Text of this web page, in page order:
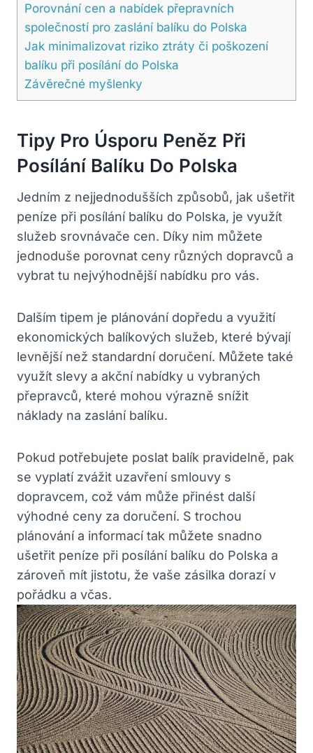
Porovnání cen a nabídek přepravních
společností pro zaslání balíku do Polska
Jak minimalizovat riziko ztráty či poškození
balíku při posílání do Polska
Závěrečné myšlenky
Tipy Pro Úsporu Peněz Při
Posílání Balíku Do Polska
Jedním z nejjednodušších způsobů, jak ušetřit
peníze při posílání balíku do Polska, je využít
služeb srovnávače cen. Díky nim můžete
jednoduše porovnat ceny různých dopravců a
vybrat tu nejvýhodnější nabídku pro vás.
Dalším tipem je plánování dopředu a využití
ekonomických balíkových služeb, které bývají
levnější než standardní doručení. Můžete také
využít slevy a akční nabídky u vybraných
přepravců, které mohou výrazně snížit
náklady na zaslání balíku.
Pokud potřebujete poslat balík pravidelně, pak
se vyplatí zvážit uzavření smlouvy s
dopravcem, což vám může přinést další
výhodné ceny za doručení. S trochou
plánování a informací tak můžete snadno
ušetřit peníze při posílání balíku do Polska a
zároveň mít jistotu, že vaše zásilka dorazí v
pořádku a včas.